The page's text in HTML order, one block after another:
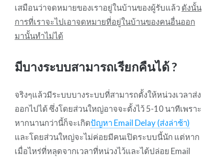
เสมือนว่าจดหมายของเราอยู่ในบ้านของผู้รับแล้ว ดังนั้น
การที่เราจะไปเอาจดหมายที่อยู่ในบ้านของคนอื่นออก
มานั้นทำไม่ได้
มีบางระบบสามารถเรียกคืนได้ ?
จริงๆแล้วมีระบบบางระบบที่สามารถตั้งให้หน่วงเวลาส่ง
ออกไปได้ ซึ่งโดยส่วนใหญ่อาจจะตั้งไว้ 5-10 นาทีเพราะ
หากนานกว่านี้ก็จะเกิดปัญหา Email Delay (ส่งล่าช้า)
และโดยส่วนใหญ่จะไม่ค่อยมีคนเปิดระบบนี้นัก แต่หาก
เมื่อไหร่ที่หลุดจากเวลาที่หน่วงไว้และได้ปล่อย Email